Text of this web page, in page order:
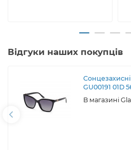
Відгуки наших покупців
GU00191 01D
В магазині